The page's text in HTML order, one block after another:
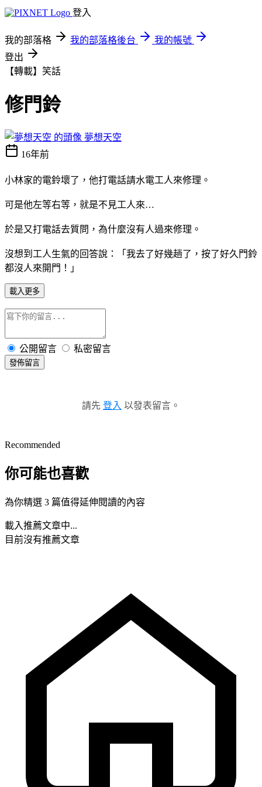
登入
我的部落格 我的部落格後台
我的帳號
登出
【轉載】笑話
修門鈴
夢想天空
16年前
小林家的電鈴壞了，他打電話請水電工人來修理。
可是他左等右等，就是不見工人來…
於是又打電話去質問，為什麼沒有人過來修理。
沒想到工人生氣的回答說：「我去了好幾趟了，按了好久門鈴
都沒人來開門！」
載入更多
公開留言 私密留言
發佈留言
請先 登入 以發表留言。
Recommended
你可能也喜歡
為你精選 3 篇值得延伸閱讀的內容
載入推薦文章中...
目前沒有推薦文章